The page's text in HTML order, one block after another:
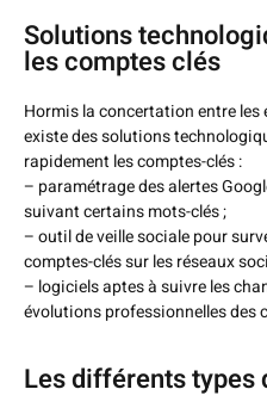
Solutions
les comptes clés
Hormis la concertation entre
existe des solutions
rapidement les comptes-clés :
– paramétrage des alertes
suivant certains mots-clés ;
– outil de veille sociale pour
comptes-clés sur les réseaux
– logiciels aptes à suivre les
évolutions professionnelles des
Les différents types